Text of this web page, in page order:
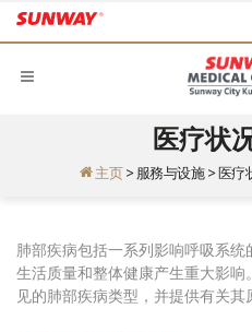
医疗状
主页 > 服務与设施 > 医疗
肺部疾病包括一系列影响呼吸系
生活质量和整体健康产生重大影响
见的肺部疾病类型，并提供有关其